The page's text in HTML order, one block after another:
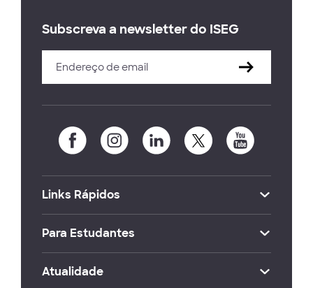
Subscreva a newsletter do ISEG
Links Rápidos
Para Estudantes
Atualidade